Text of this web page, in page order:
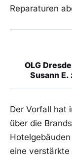
Reparaturen
OLG
Susann
Der Vorfall hat
über die
eine verstärkte